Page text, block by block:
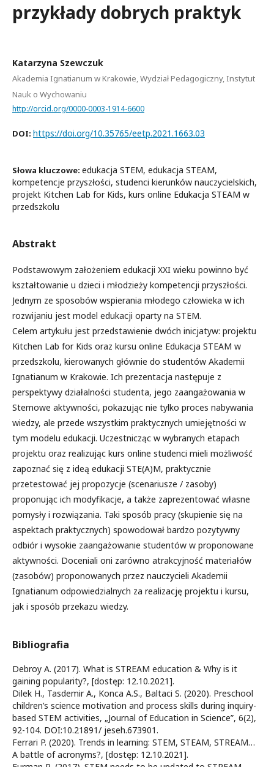
przykłady dobrych praktyk
Katarzyna Szewczuk
Akademia Ignatianum w Krakowie, Wydział Pedagogiczny, Instytut
Nauk o Wychowaniu
http://orcid.org/0000-0003-1914-6600
DOI: https://doi.org/10.35765/eetp.2021.1663.03
Słowa kluczowe: edukacja STEM, edukacja STEAM,
kompetencje przyszłości, studenci kierunków nauczycielskich,
projekt Kitchen Lab for Kids, kurs online Edukacja STEAM w
przedszkolu
Abstrakt
Podstawowym założeniem edukacji XXI wieku powinno być
kształtowanie u dzieci i młodzieży kompetencji przyszłości.
Jednym ze sposobów wspierania młodego człowieka w ich
rozwijaniu jest model edukacji oparty na STEM.
Celem artykułu jest przedstawienie dwóch inicjatyw: projektu
Kitchen Lab for Kids oraz kursu online Edukacja STEAM w
przedszkolu, kierowanych głównie do studentów Akademii
Ignatianum w Krakowie. Ich prezentacja następuje z
perspektywy działalności studenta, jego zaangażowania w
Stemowe aktywności, pokazując nie tylko proces nabywania
wiedzy, ale przede wszystkim praktycznych umiejętności w
tym modelu edukacji. Uczestnicząc w wybranych etapach
projektu oraz realizując kurs online studenci mieli możliwość
zapoznać się z ideą edukacji STE(A)M, praktycznie
przetestować jej propozycje (scenariusze / zasoby)
proponując ich modyfikacje, a także zaprezentować własne
pomysły i rozwiązania. Taki sposób pracy (skupienie się na
aspektach praktycznych) spowodował bardzo pozytywny
odbiór i wysokie zaangażowanie studentów w proponowane
aktywności. Doceniali oni zarówno atrakcyjność materiałów
(zasobów) proponowanych przez nauczycieli Akademii
Ignatianum odpowiedzialnych za realizację projektu i kursu,
jak i sposób przekazu wiedzy.
Bibliografia
Debroy A. (2017). What is STREAM education & Why is it
gaining popularity?, [dostęp: 12.10.2021].
Dilek H., Tasdemir A., Konca A.S., Baltaci S. (2020). Preschool
children’s science motivation and process skills during inquiry-
based STEM activities, „Journal of Education in Science”, 6(2),
92-104. DOI:10.21891/ jeseh.673901.
Ferrari P. (2020). Trends in learning: STEM, STEAM, STREAM…
A battle of acronyms?, [dostęp: 12.10.2021].